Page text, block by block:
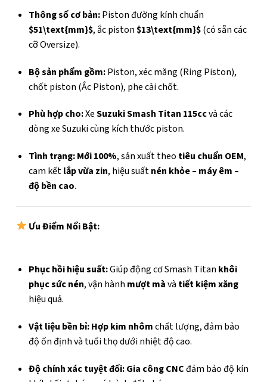
Thông số cơ bản:Piston đường kính chuẩn
$51\text{mm}$, ắc piston$13\text{mm}$(có sẵn các
cỡ Oversize).
Bộ sản phẩm gồm:Piston, xéc măng (Ring Piston),
chốt piston (Ắc Piston), phe cài chốt.
Phù hợp cho:XeSuzuki Smash Titan 115ccvà các
dòng xe Suzuki cùng kích thước piston.
Tình trạng:Mới 100%, sản xuất theo tiêu chuẩn OEM,
cam kếtlắp vừa zin, hiệu suấtnén khỏe – máy êm –
độ bền cao.
Ưu Điểm Nổi Bật:
Phục hồi hiệu suất:Giúp động cơ Smash Titan khôi
phục sức nén, vận hành mượt màvà tiết kiệm xăng
hiệu quả.
Vật liệu bền bỉ:Hợp kim nhômchất lượng, đảm bảo
độ ổn định và tuổi thọ dưới nhiệt độ cao.
Độ chính xác tuyệt đối:Gia công CNCđảm bảo độ kín